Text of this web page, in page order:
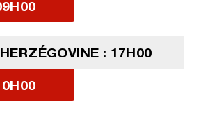
: 17H00